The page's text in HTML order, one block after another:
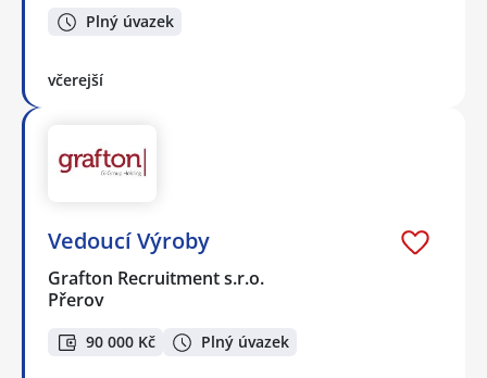
Plný úvazek
včerejší
Vedoucí Výroby
Grafton Recruitment s.r.o.
Přerov
90 000 Kč Plný úvazek